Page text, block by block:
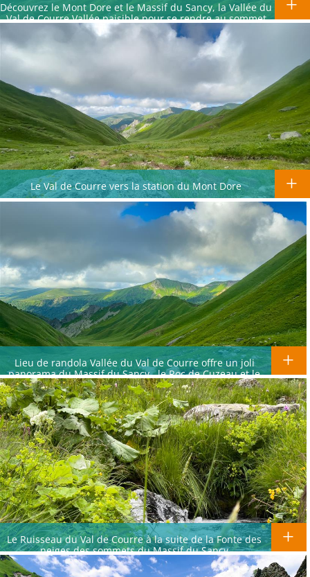
Découvrez le Mont Dore et le Massif du Sancy, la Vallée du
Val de Courre,Vallée paisible pour se rendre au sommet
du Puy de Sancy
Le Val de Courre vers la station du Mont Dore
Lieu de randola Vallée du Val de Courre offre un joli
panorama du Massif du Sancy., le Roc de Cuzeau et le
Plateau de Durbise
Le Ruisseau du Val de Courre à la suite de la Fonte des
neiges des sommets du Massif du Sancy